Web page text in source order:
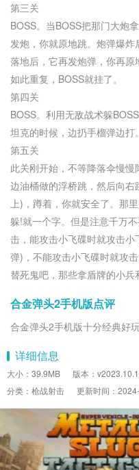
第三关
BOSS。当BOSS把那门大炮
发炮，你就原地跳。炮弹爆炸
落地后，它再发炮弹，你再原
如此重复，BOSS就挂了。
第四关
BOSS。利用无敌战术躲
坦克的时候，边扔手榴弹边打
第五关
此关刚开始，不等降落伞慢
边油桶做的浮桥跳，然后向
上)，蹲着，你就安全了。那
躲!就一个字。但是注意千万
击，能攻击小飞碟时就攻击
弹)，不能攻击小飞碟时就攻
替死鬼吧，那些拿盾牌的小兵
合金弹头2手机版点评
合金弹头2手机版十分经典好
详细信息
大小：39.9MB
版本：
分类：枪战射击
更新时间：